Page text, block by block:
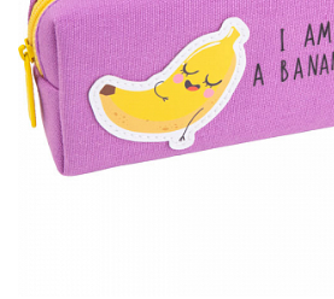
SCHOOL STANDARD
SKYNAME
РОЗПРОДАЖ